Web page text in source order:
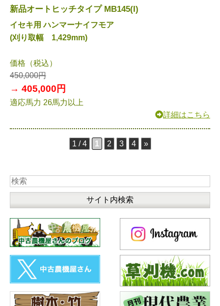
新品オートヒッチタイプ MB145(I)
イセキ用 ハンマーナイフモア
(刈り取幅 1,429mm)
価格（税込）
450,000円
→ 405,000円
適応馬力 26馬力以上
詳細はこちら
1 / 4 1 2 3 4 »